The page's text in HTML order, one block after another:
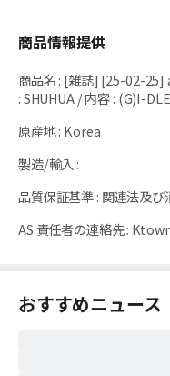
商品情報提供
商品名: [雑誌] [25-02-25]
: SHUHUA / 内容 : (G)I-
原産地: Korea
製造/輸入 :
品質保証基準: 関連法及び
AS 責任者の連絡先:
おすすめニュース